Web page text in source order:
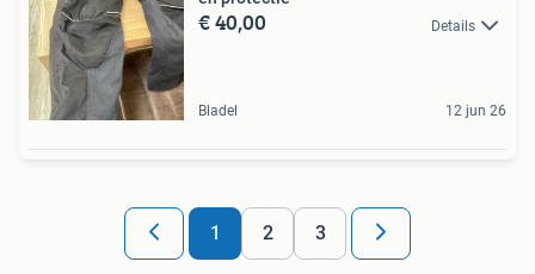
€ 40,00 Details
Bladel 12 jun 26
1 2 3